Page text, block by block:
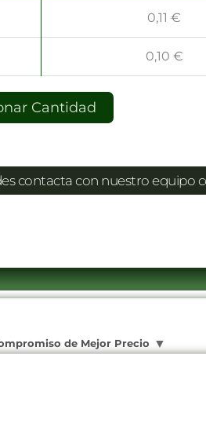
0,11 €
0,10 €
Cantidad
contacta con nuestro equipo
de Mejor Precio